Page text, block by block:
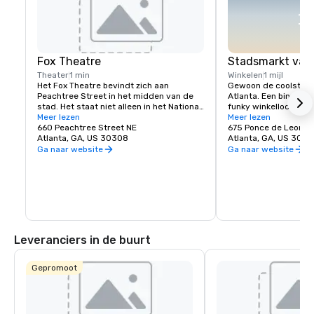
Fox Theatre
Theater1 min
Het Fox Theatre bevindt zich aan
Peachtree Street in het midden van de
stad. Het staat niet alleen in het National
Historic Register, maar het is ook een
van de meest geliefde
bezienswaardigheden in de stad omdat
het een echte geheugenmaker is voor de
spectaculair en hebben alles
bruiloften en zakelijke evenementen. We
van veel mensen, en we nemen die
verantwoordelijkheid zeer serieus. We
noemen het „The Fox Experience”. We
hopen dat je veel plezier beleeft aan je
ervaring hier bij The Fox!
Meer lezen
660 Peachtree Street NE
Atlanta, GA, US 30308
Ga naar website
Stadsmarkt van
Winkelen1 mijl
Gewoon de coolste
Atlanta. Een binnen-
funky winkellocatie
op het dak op
kilometer van het
Meer lezen
675 Ponce de Leon
Atlanta, GA, US
Ga naar website
Leveranciers in de buurt
Gepromoot